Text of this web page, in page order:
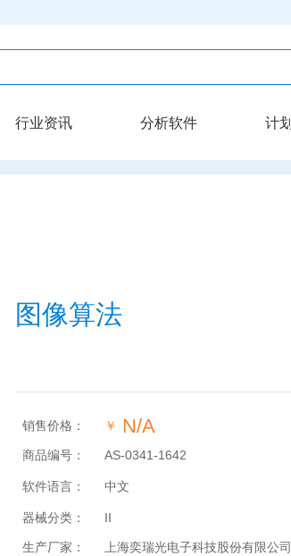
行业资讯 分析软件 计
图像算法
销售价格： ￥ N/A
商品编号： AS-0341-1642
软件语言： 中文
器械分类： II
生产厂家： 上海奕瑞光电子科技股份有限公司